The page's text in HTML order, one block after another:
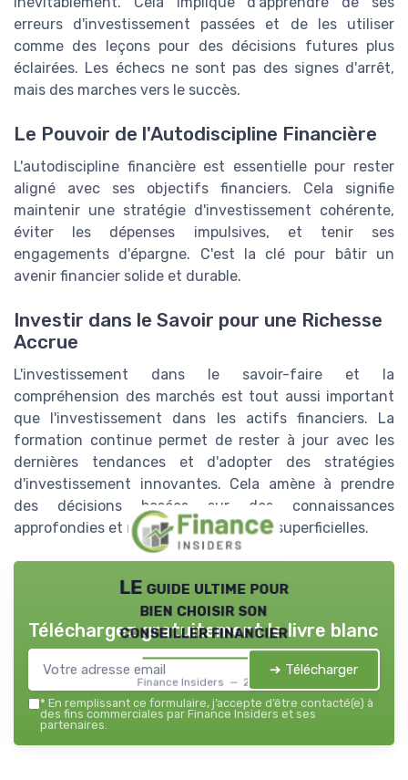
erreurs d'investissement passées et de les utiliser
comme des leçons pour des décisions futures plus
éclairées. Les échecs ne sont pas des signes d'arrêt,
mais des marches vers le succès.
Le Pouvoir de l'Autodiscipline Financière
L'autodiscipline financière est essentielle pour rester
aligné avec ses objectifs financiers. Cela signifie
maintenir une stratégie d'investissement cohérente,
éviter les dépenses impulsives, et tenir ses
engagements d'épargne. C'est la clé pour bâtir un
avenir financier solide et durable.
Investir dans le Savoir pour une Richesse
Accrue
L'investissement dans le savoir-faire et la
compréhension des marchés est tout aussi important
que l'investissement dans les actifs financiers. La
formation continue permet de rester à jour avec les
dernières tendances et d'adopter des stratégies
d'investissement innovantes. Cela amène à prendre
des décisions basées sur des connaissances
approfondies et non des spéculations superficielles.
LE guide ultime pour
bien choisir son
conseiller financier
Finance Insiders — 2026
Téléchargez gratuitement le livre blanc
➔ Télécharger
* En remplissant ce formulaire, j’accepte d’être contacté(e) à
des fins commerciales par Finance Insiders et ses
partenaires.